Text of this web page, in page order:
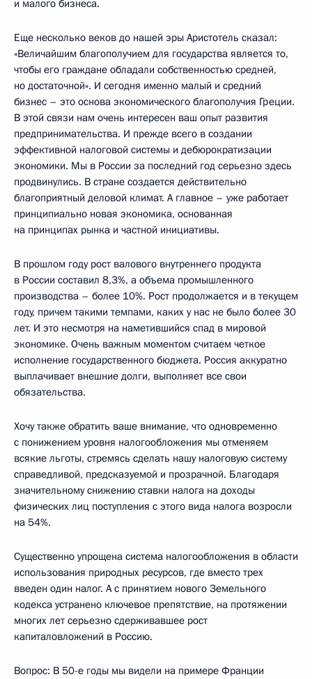
и малого бизнеса.
Еще несколько веков до нашей эры Аристотель сказал:
«Величайшим благополучием для государства является то,
чтобы его граждане обладали собственностью средней,
но достаточной». И сегодня именно малый и средний
бизнес – это основа экономического благополучия Греции.
В этой связи нам очень интересен ваш опыт развития
предпринимательства. И прежде всего в создании
эффективной налоговой системы и дебюрократизации
экономики. Мы в России за последний год серьезно здесь
продвинулись. В стране создается действительно
благоприятный деловой климат. А главное – уже работает
принципиально новая экономика, основанная
на принципах рынка и частной инициативы.
В прошлом году рост валового внутреннего продукта
в России составил 8,3%, а объема промышленного
производства – более 10%. Рост продолжается и в текущем
году, причем такими темпами, каких у нас не было более 30
лет. И это несмотря на наметившийся спад в мировой
экономике. Очень важным моментом считаем четкое
исполнение государственного бюджета. Россия аккуратно
выплачивает внешние долги, выполняет все свои
обязательства.
Хочу также обратить ваше внимание, что одновременно
с понижением уровня налогообложения мы отменяем
всякие льготы, стремясь сделать нашу налоговую систему
справедливой, предсказуемой и прозрачной. Благодаря
значительному снижению ставки налога на доходы
физических лиц поступления с этого вида налога возросли
на 54%.
Существенно упрощена система налогообложения в области
использования природных ресурсов, где вместо трех
введен один налог. А с принятием нового Земельного
кодекса устранено ключевое препятствие, на протяжении
многих лет серьезно сдерживавшее рост
капиталовложений в Россию.
Вопрос: В 50-е годы мы видели на примере Франции